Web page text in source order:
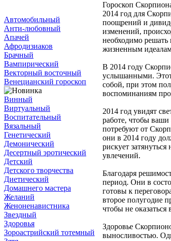
Автомобильный
Анти-любовный
Апачей
Афродизиаков
Брачный
Вампирический
Векторный восточный
Венецианский гороскоп
Винный
Виртуальный
Воспитательный
Вязальный
Генетический
Демонический
Десертный эротический
Детский
Детского творчества
Диетический
Домашнего мастера
Желаний
Женоненавистника
Звездный
Здоровья
Зороастрийский тотемный
Гороскоп
2014 год для
поощрений и
изменений,
необходимо решать
жизненным
В 2014 году
услышанными. Этот
собой, при этом
воспоминаниям
2014 год увидят
работе, чтобы
потребуют от
они в 2014 году
рискует
увлечений.
Благодаря
период. Они в
готовы к
второе полугодие
чтобы не оказаться
Здоровье
выносливостью.